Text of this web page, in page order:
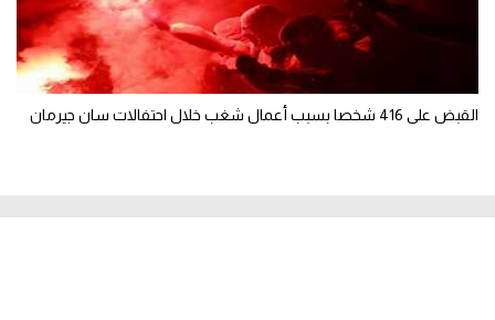
القبض على 416 شخصا بسبب أعمال شغب خلال احتفالات سان جيرمان